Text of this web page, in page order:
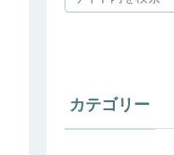
カテゴリー